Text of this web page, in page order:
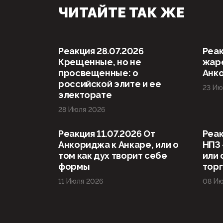
ЧИТАЙТЕ ТАК ЖЕ
Реакция 28.07.2026
Крещенные, но не
просвещенные: о
российской элите и ее
электорате
28 Июля 2026
23
Реакция 11.07.2026 От
Анкориджа к Анкаре, или о
том как дух творит себе
формы
11 Июля 2026
НПЗ
или
08